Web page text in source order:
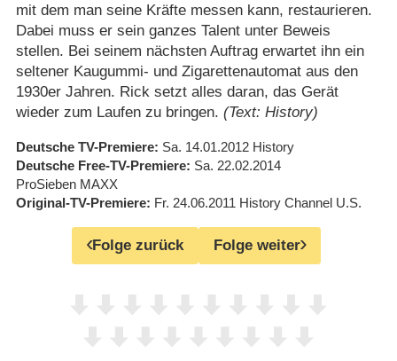
mit dem man seine Kräfte messen kann, restaurieren.
Dabei muss er sein ganzes Talent unter Beweis
stellen. Bei seinem nächsten Auftrag erwartet ihn ein
seltener Kaugummi- und Zigarettenautomat aus den
1930er Jahren. Rick setzt alles daran, das Gerät
wieder zum Laufen zu bringen. (Text: History)
Deutsche TV-Premiere Sa. 14.01.2012 History
Deutsche Free-TV-Premiere Sa. 22.02.2014
ProSieben MAXX
Original-TV-Premiere Fr. 24.06.2011 History Channel U.S.
Folge zurück Folge weiter